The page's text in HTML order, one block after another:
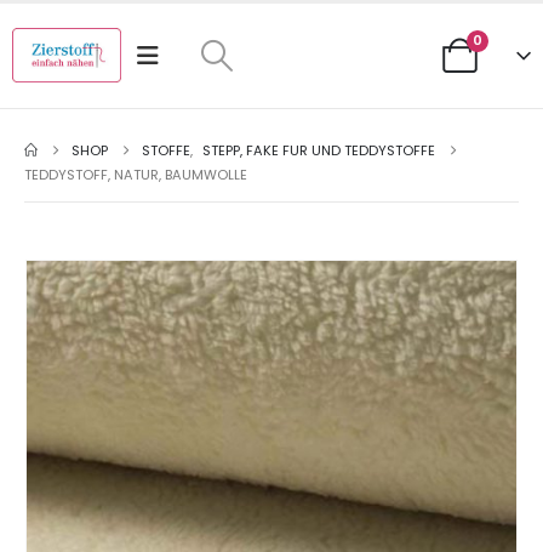
0
SHOP STOFFE, STEPP, FAKE FUR UND TEDDYSTOFFE
TEDDYSTOFF, NATUR, BAUMWOLLE